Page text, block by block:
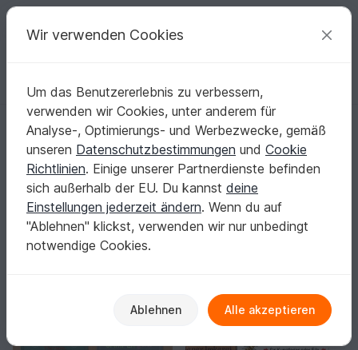
Deine kreativen Ideen
Deutsch | € (EUR) einloggen Kostenlos registrieren
Startseite Sticken ITH - Stickdateien Schilder & Rahmen
ITH Schilder & Rahmen: Schritt für Schritt zum
sauberen Ergebnis
Mit klaren Markierungs- und Fixierstichen sitzt dein
Schild oder Rahmen von Anfang an exakt im
Stickrahmen. Mehr anzeigen
Schilder & Rahmen 29 Weiteres
Wir verwenden Cookies
Um das Benutzererlebnis zu verbessern,
verwenden wir Cookies, unter anderem für
Analyse-, Optimierungs- und Werbezwecke, gemäß
unseren Datenschutzbestimmungen und Cookie
Richtlinien. Einige unserer Partnerdienste befinden
sich außerhalb der EU. Du kannst deine
Einstellungen jederzeit ändern. Wenn du auf
"Ablehnen" klickst, verwenden wir nur unbedingt
notwendige Cookies.
Ablehnen Alle akzeptieren